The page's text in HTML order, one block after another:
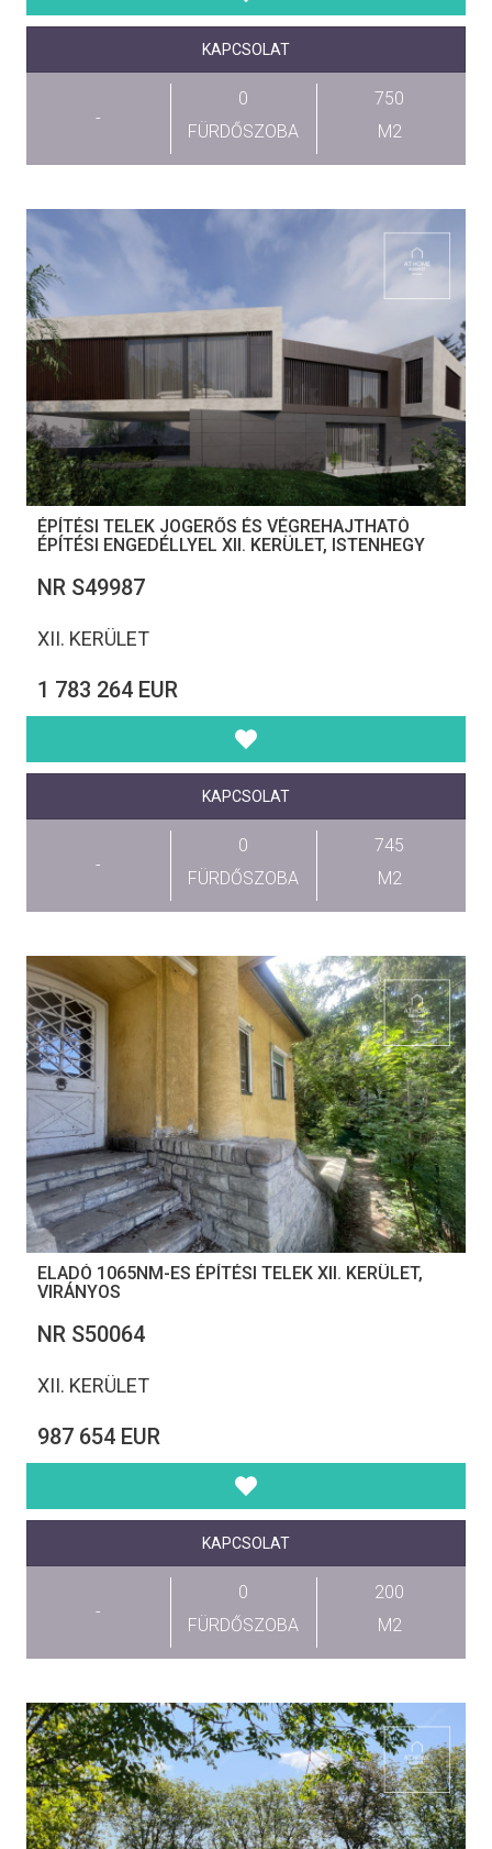
KAPCSOLAT
-
0
FÜRDŐSZOBA
750
M2
ÉPÍTÉSI TELEK JOGERŐS ÉS VÉGREHAJTHATÓ
ÉPÍTÉSI ENGEDÉLLYEL XII. KERÜLET, ISTENHEGY
NR S49987
XII. KERÜLET
1 783 264 EUR
KAPCSOLAT
-
0
FÜRDŐSZOBA
745
M2
ELADÓ 1065NM-ES ÉPÍTÉSI TELEK XII. KERÜLET,
VIRÁNYOS
NR S50064
XII. KERÜLET
987 654 EUR
KAPCSOLAT
-
0
FÜRDŐSZOBA
200
M2